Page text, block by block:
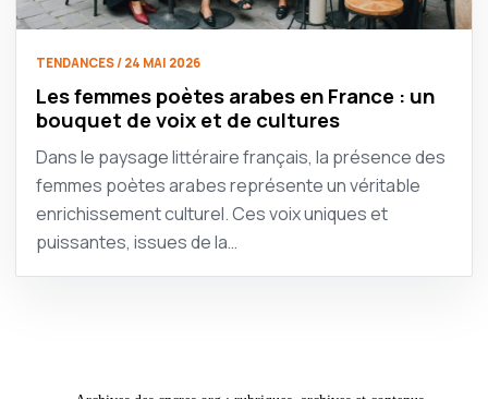
TENDANCES / 24 MAI 2026
Les femmes poètes arabes en France : un
bouquet de voix et de cultures
Dans le paysage littéraire français, la présence des
femmes poètes arabes représente un véritable
enrichissement culturel. Ces voix uniques et
puissantes, issues de la…